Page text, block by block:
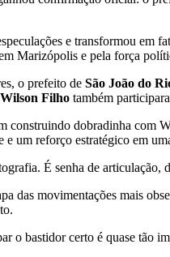
e transformou em
Marizópolis e pela força
o prefeito de São João do
Wilson Filho também
dobradinha com
um reforço estratégico em
É senha de
das movimentações mais
o bastidor certo é quase